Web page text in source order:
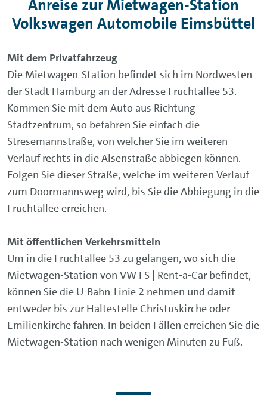
Anreise zur Mietwagen-Station
Volkswagen Automobile Eimsbüttel
Mit dem Privatfahrzeug
Die Mietwagen-Station befindet sich im Nordwesten
der Stadt Hamburg an der Adresse Fruchtallee 53.
Kommen Sie mit dem Auto aus Richtung
Stadtzentrum, so befahren Sie einfach die
Stresemannstraße, von welcher Sie im weiteren
Verlauf rechts in die Alsenstraße abbiegen können.
Folgen Sie dieser Straße, welche im weiteren Verlauf
zum Doormannsweg wird, bis Sie die Abbiegung in die
Fruchtallee erreichen.
Mit öffentlichen Verkehrsmitteln
Um in die Fruchtallee 53 zu gelangen, wo sich die
Mietwagen-Station von VW FS | Rent-a-Car befindet,
können Sie die U-Bahn-Linie 2 nehmen und damit
entweder bis zur Haltestelle Christuskirche oder
Emilienkirche fahren. In beiden Fällen erreichen Sie die
Mietwagen-Station nach wenigen Minuten zu Fuß.